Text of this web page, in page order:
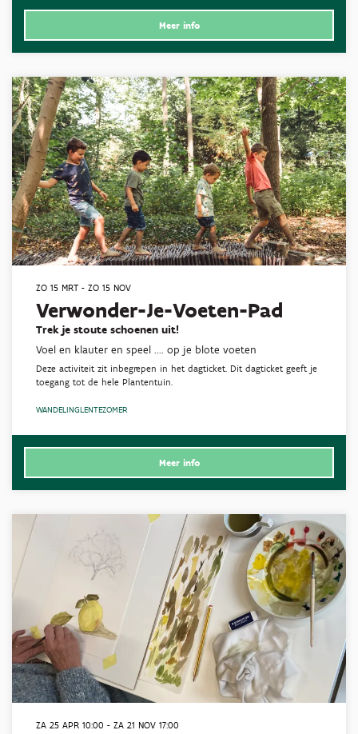
Meer info
Verwonder-Je-Voeten-Pad
Trek je stoute schoenen uit!
ZO 15 MRT - ZO 15 NOV
Voel en klauter en speel .... op je blote voeten
Deze activiteit zit inbegrepen in het dagticket. Dit dagticket geeft je
toegang tot de hele Plantentuin.
WANDELINGLENTEZOMER
Meer info
ZA 25 APR 10:00 - ZA 21 NOV 17:00